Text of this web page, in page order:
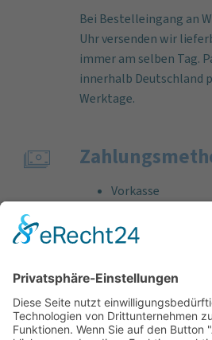
Bei Bestelleingang an
Uhr versenden wir
immer am selben Tag.
innerhalb Deutschland
Werktage.
Vorkasse
Bankeinzug
Kreditkarte (VISA
Support
Kostenlose Beratung